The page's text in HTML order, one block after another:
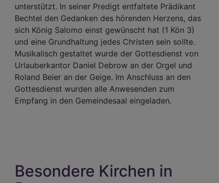
unterstützt. In seiner Predigt entfaltete Prädikant
Bechtel den Gedanken des hörenden Herzens, das
sich König Salomo einst gewünscht hat (1 Kön 3)
und eine Grundhaltung jedes Christen sein sollte.
Musikalisch gestaltet wurde der Gottesdienst von
Urlauberkantor Daniel Debrow an der Orgel und
Roland Beier an der Geige. Im Anschluss an den
Gottesdienst wurden alle Anwesenden zum
Empfang in den Gemeindesaal eingeladen.
Besondere Kirchen in